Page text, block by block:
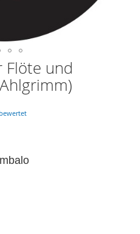
Flöte und